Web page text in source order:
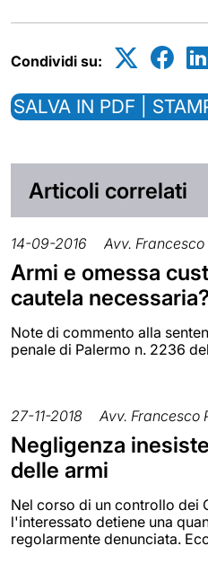
Condividi su:
SALVA IN PDF |
Articoli correlati
14-09-2016 Avv.
Armi e omessa
cautela necessaria?
Note di commento alla
penale di Palermo n. 2236
27-11-2018 Avv. Francesco
Negligenza
delle armi
Nel corso di un controllo dei
l'interessato detiene una
regolarmente denunciata.